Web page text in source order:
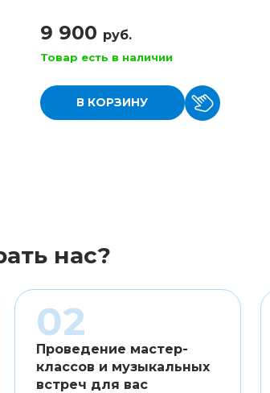
9 900 руб.
Товар есть в наличии
В КОРЗИНУ
нас?
Проведение мастер-
классов и музыкальных
встреч для вас